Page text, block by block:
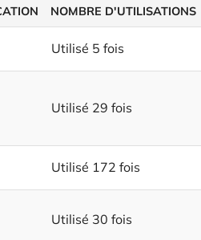
NOMBRE D'UTILISATIONS
Utilisé 5 fois
Utilisé 29 fois
Utilisé 172 fois
Utilisé 30 fois